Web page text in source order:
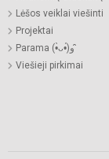
Lėšos veiklai viešinti
Projektai
Parama (•̀ᴗ•́)و ̑̑
Viešieji pirkimai